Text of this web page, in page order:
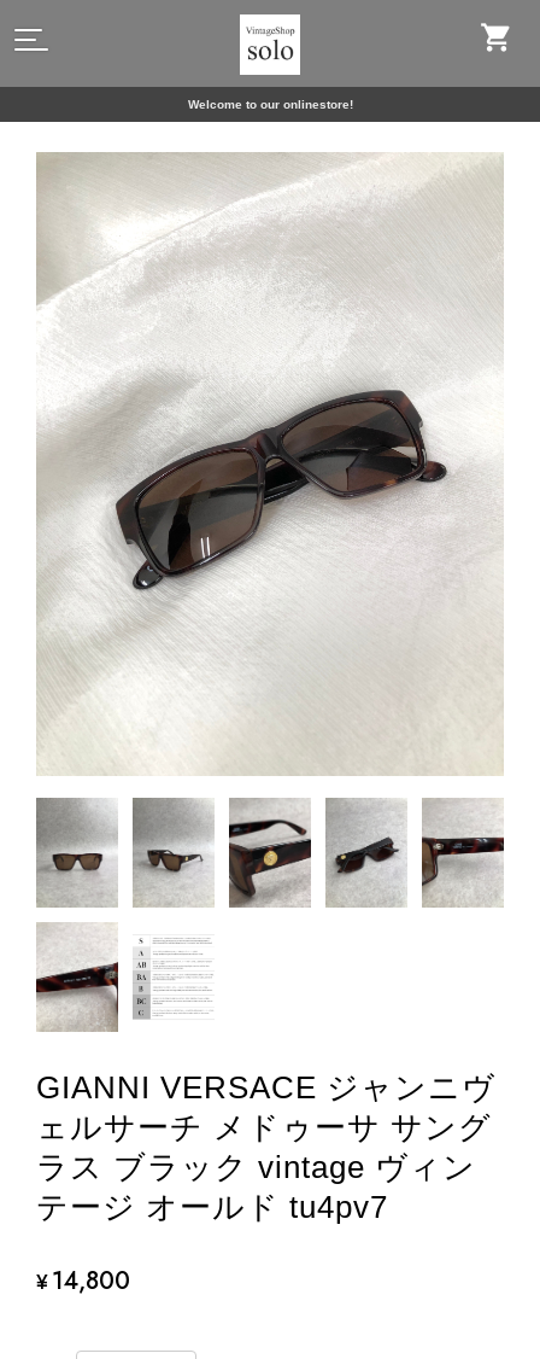
Welcome to our onlinestore!
GIANNI VERSACE ジャンニヴ
ェルサーチ メドゥーサ サング
ラス ブラック vintage ヴィン
テージ オールド tu4pv7
¥14,800